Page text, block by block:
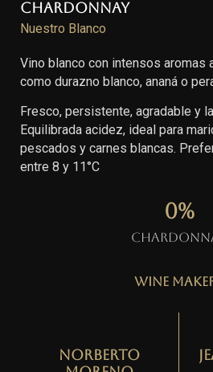
Chardonnay
Nuestro Blanco
Vino blanco con intensos aromas
como durazno blanco, ananá o
Fresco, persistente, agradable y
Equilibrada acidez, ideal para
pescados y carnes blancas.
entre 8 y 11°C
0%
Wine
Norberto